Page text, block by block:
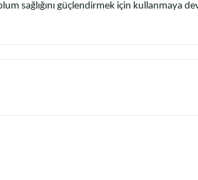
sağlığını güçlendirmek için kullanmaya